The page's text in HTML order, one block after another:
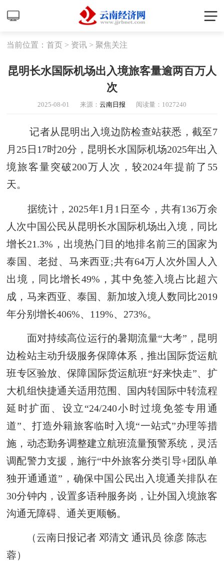
当前位置：首页 > 资讯 > 聚焦关注
昆明长水国际机场出入境旅客量逾两百万人
次
2025-08-01 来源： 云南日报 阅读量： 1027240
记者从昆明出入境边防检查站获悉，截至7
月25日17时20分，昆明长水国际机场2025年出入
境旅客量突破200万人次，较2024年提前了55
天。
据统计，2025年1月1日至今，共有136万余
人次中国公民从昆明长水国际机场出入境，同比
增长21.3%，出境热门目的地排名前三的国家为
泰国、老挝、马来西亚;共有64万人次外国人入
出境，同比增长49%，其中免签入境占比超六
成，马来西亚、泰国、新加坡入境人数同比2019
年分别增长406%、119%、273%。
面对持续高位运行的暑期流量“大考”，昆明
边检站主动升级服务保障体系，推出国际货运航
班专区验放、保障国际货运航班“好来快走”、扩
大机组快捷通关适用范围、国内转国际中转流程
延时扩面、设立“24/240小时过境免签专用通
道”、打造外籍旅客临时入境“一站式”办理等措
施，动态勤务调整建立航班流量预警系统，灵活
调配警力支援，施行“中外旅客分类引导+团队单
独开通通道”，确保中国公民出入境通关排队在
30分钟内，设置多语种服务岗，让外国入境旅客
沟通无障碍、通关更顺畅。
（云南日报记者 邓清文 通讯员 徐彦 陈志
蓉）